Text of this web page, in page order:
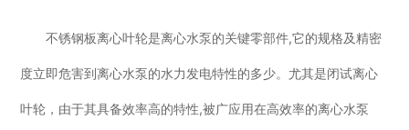
不锈钢板离心叶轮是离心水泵的关键零部件,它的规格及精密
度立即危害到离心水泵的水力发电特性的多少。尤其是闭试离心
叶轮，由于其具备效率高的特性,被广应用在高效率的离心水泵